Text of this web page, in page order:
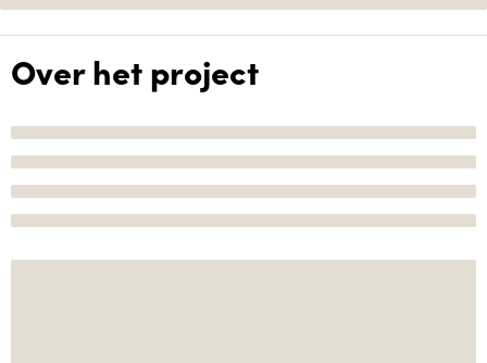
Over het project